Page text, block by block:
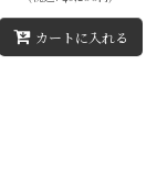
カートに入れる